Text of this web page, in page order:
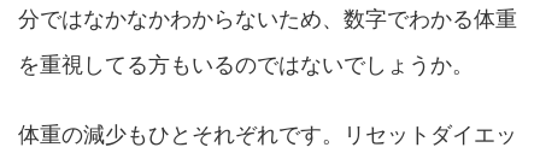
分ではなかなかわからないため、数字でわかる体重
を重視してる方もいるのではないでしょうか。
体重の減少もひとそれぞれです。リセットダイエッ